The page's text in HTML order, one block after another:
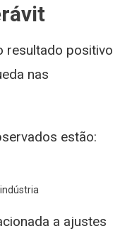
resultado positivo
nas
estão:
a ajustes